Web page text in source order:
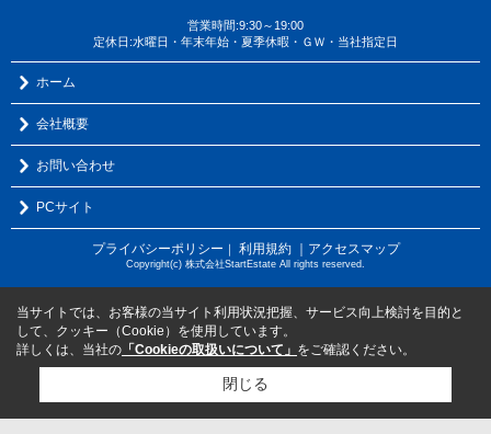
営業時間:9:30～19:00
定休日:水曜日・年末年始・夏季休暇・ＧＷ・当社指定日
ホーム
会社概要
お問い合わせ
PCサイト
プライバシーポリシー ｜ 利用規約 ｜アクセスマップ
Copyright(c) 株式会社StartEstate All rights reserved.
当サイトでは、お客様の当サイト利用状況把握、サービス向上検討を目的と
して、クッキー（Cookie）を使用しています。
詳しくは、当社の 「Cookieの取扱いについて」 をご確認ください。
閉じる